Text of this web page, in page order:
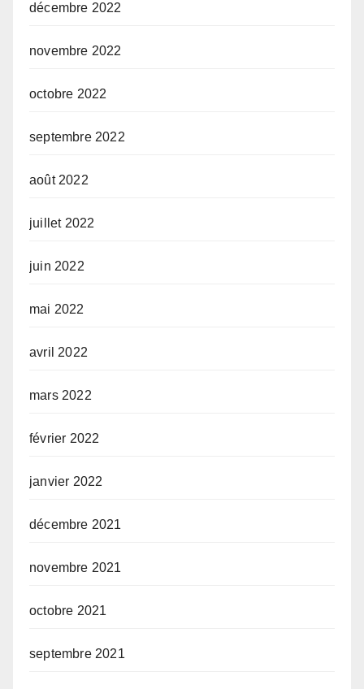
décembre 2022
novembre 2022
octobre 2022
septembre 2022
août 2022
juillet 2022
juin 2022
mai 2022
avril 2022
mars 2022
février 2022
janvier 2022
décembre 2021
novembre 2021
octobre 2021
septembre 2021